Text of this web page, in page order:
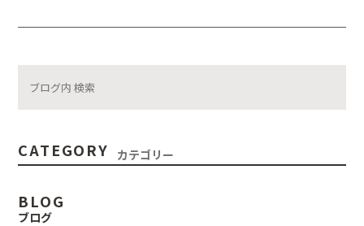
CATEGORY カテゴリー
BLOG
ブログ